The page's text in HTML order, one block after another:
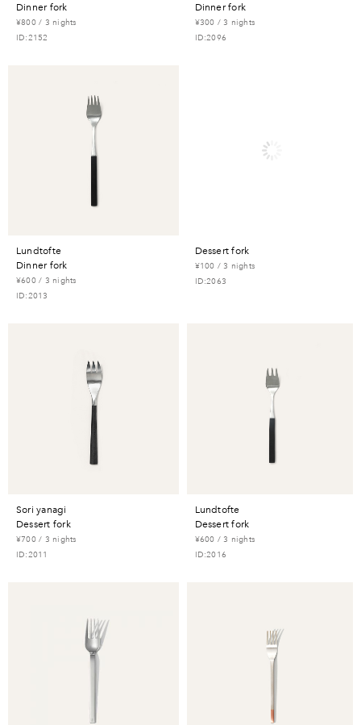
dinner fork
¥800 / 3 nights
ID:2152
dinner fork
¥300 / 3 nights
ID:2096
lundtofte
dinner fork
¥600 / 3 nights
ID:2013
dessert fork
¥100 / 3 nights
ID:2063
sori yanagi
dessert fork
¥700 / 3 nights
ID:2011
lundtofte
dessert fork
¥600 / 3 nights
ID:2016